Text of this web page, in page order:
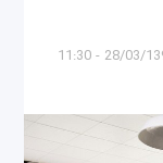
28/03/1396 -